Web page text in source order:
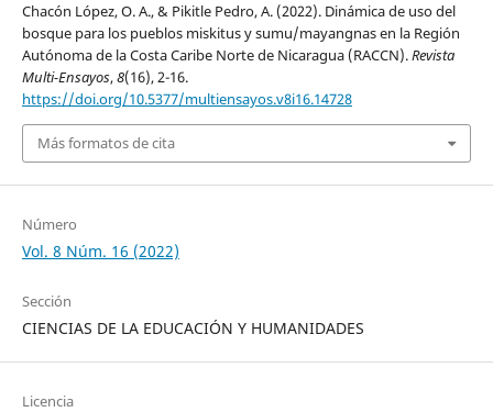
Chacón López, O. A., & Pikitle Pedro, A. (2022). Dinámica de uso del
bosque para los pueblos miskitus y sumu/mayangnas en la Región
Autónoma de la Costa Caribe Norte de Nicaragua (RACCN).Revista
Multi-Ensayos,8(16), 2-16.
https://doi.org/10.5377/multiensayos.v8i16.14728
Más formatos de cita
Número
Vol. 8 Núm. 16 (2022)
Sección
CIENCIAS DE LA EDUCACIÓN Y HUMANIDADES
Licencia